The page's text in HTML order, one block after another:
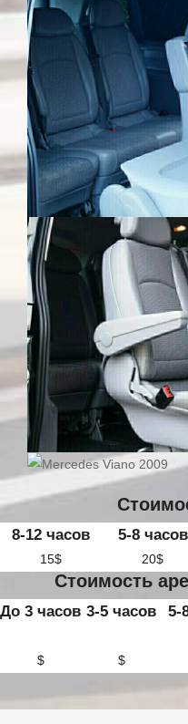
8-12 часов 5-8 часов
15$ 20$
Стоимость
До 3 часов 3-5 часов 5-
$ $